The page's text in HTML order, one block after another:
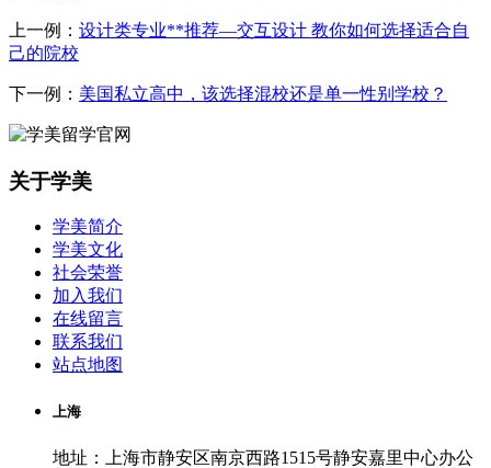
上一例： 设计类专业**推荐—交互设计 教你如何选择适合自
己的院校
下一例： 美国私立高中，该选择混校还是单一性别学校？
关于学美
学美简介
学美文化
社会荣誉
加入我们
在线留言
联系我们
站点地图
上海
地址：上海市静安区南京西路1515号静安嘉里中心办公